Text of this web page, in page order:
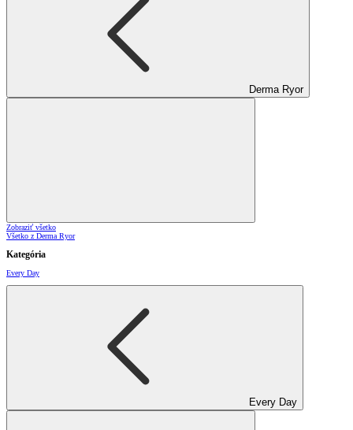
Derma Ryor
Zobraziť všetko
Všetko z Derma Ryor
Kategória
Every Day
Every Day